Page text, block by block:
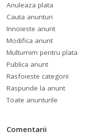
Anuleaza plata
Cauta anunturi
Innoieste anunt
Modifica anunt
Multumim pentru plata
Publica anunt
Rasfoieste categorii
Raspunde la anunt
Toate anunturile
Comentarii